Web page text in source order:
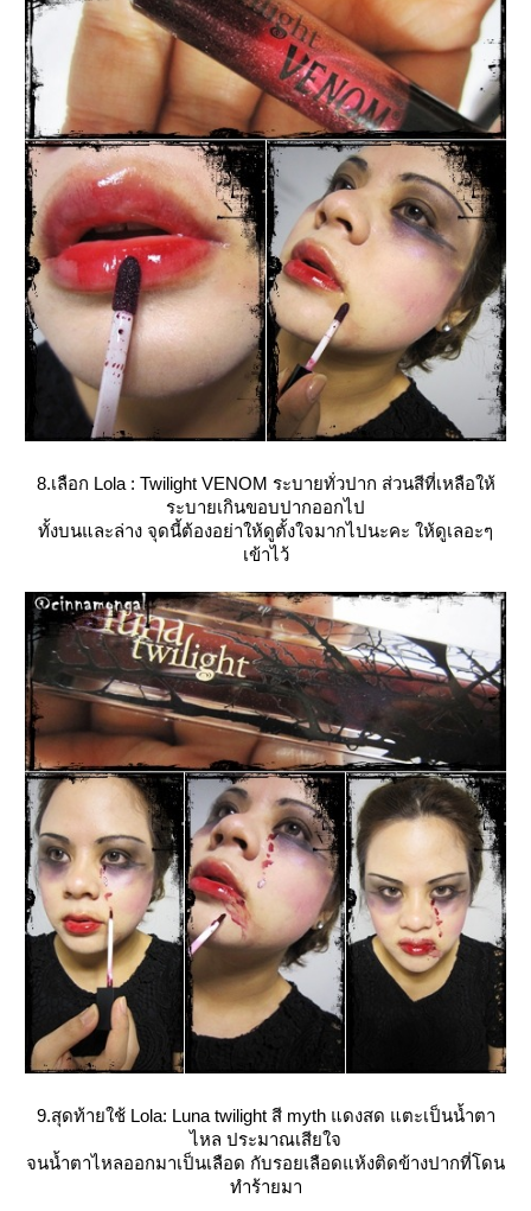
8.เลือก Lola : Twilight VENOM ระบายทั่วปาก ส่วนสีที่เหลือให้
ระบายเกินขอบปากออกไป
ทั้งบนและล่าง จุดนี้ต้องอย่าให้ดูตั้งใจมากไปนะคะ ให้ดูเลอะๆ
เข้าไว้
9.สุดท้ายใช้ Lola: Luna twilight สี myth แดงสด แตะเป็นน้ำตา
ไหล ประมาณเสียใจ
จนน้ำตาไหลออกมาเป็นเลือด กับรอยเลือดแห้งติดข้างปากที่โดน
ทำร้ายมา